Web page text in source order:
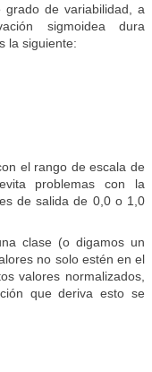
de variabilidad, a
sigmoidea dura
la siguiente:
el rango de escala de
problemas con la
de salida de 0,0 o 1,0
clase (o digamos un
no solo estén en el
valores normalizados,
que deriva esto se